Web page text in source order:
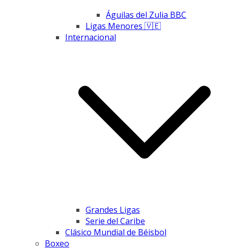
Águilas del Zulia BBC
Ligas Menores 🇻🇪
Internacional
Grandes Ligas
Serie del Caribe
Clásico Mundial de Béisbol
Boxeo